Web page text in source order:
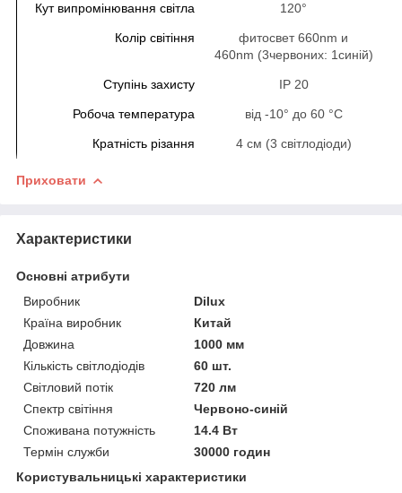
Кут випромінювання світла 120°
Колір світіння
фитосвет 660nm и
460nm (3червоних: 1синій)
Ступінь захисту IP 20
Робоча температура від -10° до 60 °C
Кратність різання 4 см (3 світлодіоди)
Приховати
Характеристики
Основні атрибути
Виробник
Dilux
Країна виробник
Китай
Довжина
1000 мм
Кількість світлодіодів
60 шт.
Світловий потік
720 лм
Спектр світіння
Червоно-синій
Споживана потужність
14.4 Вт
Термін служби
30000 годин
Користувальницькі характеристики